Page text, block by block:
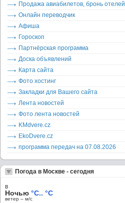
Продажа авиабилетов, бронь отелей
Онлайн переводчик
Афиша
Гороскоп
Партнёрская программа
Доска объявлений
Карта сайта
Фото хостинг
Закладки для Вашего сайта
Лента новостей
Фото лента новостей
KMdvere.cz
EkoDvere.cz
программа передач на 07.08.2026
Погода в Москве - сегодня
в
Ночью °C.. °C
ветер – м/c